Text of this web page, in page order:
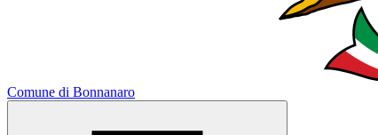
Comune di Bonnanaro